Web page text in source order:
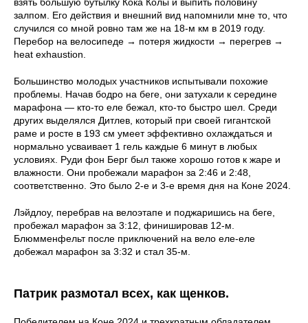
взять большую бутылку Кока Колы и выпить половину
залпом. Его действия и внешний вид напомнили мне то, что
случился со мной ровно там же на 18-м км в 2019 году.
Перебор на велосипеде → потеря жидкости → перегрев →
heat exhaustion.
Большинство молодых участников испытывали похожие
проблемы. Начав бодро на беге, они затухали к середине
марафона — кто-то еле бежал, кто-то быстро шел. Среди
других выделялся Дитлев, который при своей гигантской
раме и росте в 193 см умеет эффективно охлаждаться и
нормально усваивает 1 гель каждые 6 минут в любых
условиях. Руди фон Берг был также хорошо готов к жаре и
влажности. Они пробежали марафон за 2:46 и 2:48,
соответственно. Это было 2-е и 3-е время дня на Коне 2024.
Лэйдлоу, перебрав на велоэтапе и поджаришись на беге,
пробежал марафон за 3:12, финишировав 12-м.
Блюмменфельт после приключений на вело еле-еле
добежал марафон за 3:32 и стал 35-м.
Патрик размотал всех, как щенков.